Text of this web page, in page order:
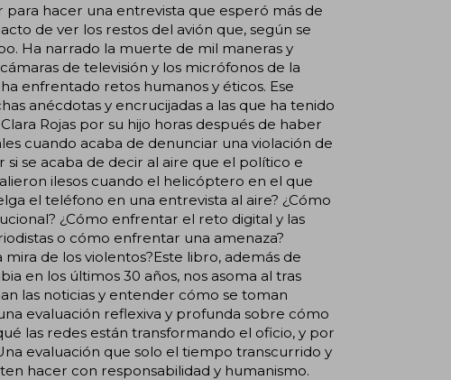
hacer una entrevista que esperó más de
de ver los restos del avión que, según se
Ha narrado la muerte de mil maneras y
de televisión y los micrófonos de la
enfrentado retos humanos y éticos. Ese
anécdotas y encrucijadas a las que ha tenido
Rojas por su hijo horas después de haber
cuando acaba de denunciar una violación de
se acaba de decir al aire que el político e
ilesos cuando el helicóptero en el que
el teléfono en una entrevista al aire? ¿Cómo
¿Cómo enfrentar el reto digital y las
o cómo enfrentar una amenaza?
de los violentos?Este libro, además de
en los últimos 30 años, nos asoma al tras
las noticias y entender cómo se toman
evaluación reflexiva y profunda sobre cómo
las redes están transformando el oficio, y por
evaluación que solo el tiempo transcurrido y
hacer con responsabilidad y humanismo.